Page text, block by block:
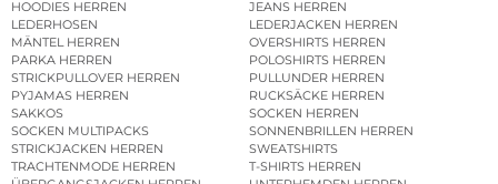
HOODIES HERREN
JEANS HERREN
LEDERHOSEN
LEDERJACKEN HERREN
MÄNTEL HERREN
OVERSHIRTS HERREN
PARKA HERREN
POLOSHIRTS HERREN
STRICKPULLOVER HERREN
PULLUNDER HERREN
PYJAMAS HERREN
RUCKSÄCKE HERREN
SAKKOS
SOCKEN HERREN
SOCKEN MULTIPACKS
SONNENBRILLEN HERREN
STRICKJACKEN HERREN
SWEATSHIRTS
TRACHTENMODE HERREN
T-SHIRTS HERREN